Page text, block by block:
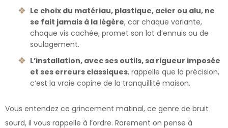
Le choix du matériau, plastique, acier ou alu, ne
se fait jamais à la légère, car chaque variante,
chaque vis cachée, promet son lot d’ennuis ou de
soulagement.
L’installation, avec ses outils, sa rigueur imposée
et ses erreurs classiques, rappelle que la précision,
c’est la vraie copine de la tranquillité maison.
Vous entendez ce grincement matinal, ce genre de bruit
sourd, il vous rappelle à l’ordre. Rarement on pense à